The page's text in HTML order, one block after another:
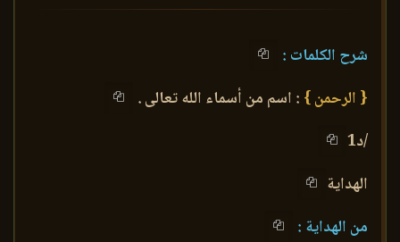
شرح الكلمات :
{ الرحمن } : اسم من أسماء الله تعالى .
/د1
الهداية
من الهداية :